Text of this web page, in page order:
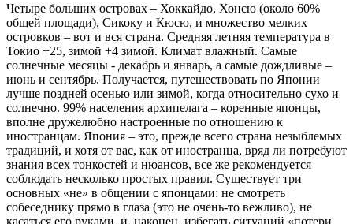
Четыре больших островах – Хоккайдо, Хонсю (около 60%
общей площади), Сикоку и Кюсю, и множество мелких
островков – вот и вся страна. Средняя летняя температура в
Токио +25, зимой +4 зимой. Климат влажный. Самые
солнечные месяцы - декабрь и январь, а самые дождливые –
июнь и сентябрь. Получается, путешествовать по Японии
лучше поздней осенью или зимой, когда относительно сухо и
солнечно. 99% населения архипелага – коренные японцы,
вполне дружелюбно настроенные по отношению к
иностранцам. Япония – это, прежде всего страна незыблемых
традиций, и хотя от вас, как от иностранца, вряд ли потребуют
знания всех тонкостей и нюансов, все же рекомендуется
соблюдать несколько простых правил. Существует три
основных «не» в общении с японцами: не смотреть
собеседнику прямо в глаза (это не очень-то вежливо), не
касаться его руками, и, наконец, избегать ситуаций «потери